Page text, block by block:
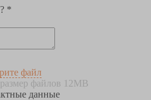
*
файл
файлов 12MB
данные